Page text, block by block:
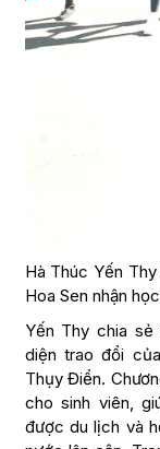
Hà Thúc Yến
Hoa Sen nhận
Yến Thy chia
diện trao đổi
Thụy Điển.
cho sinh viên,
được du lịch và